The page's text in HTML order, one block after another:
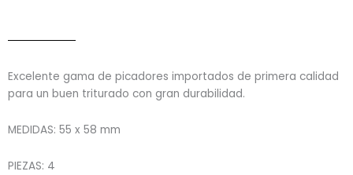
Excelente gama de picadores importados de primera calidad
para un buen triturado con gran durabilidad.
MEDIDAS: 55 x 58 mm
PIEZAS: 4